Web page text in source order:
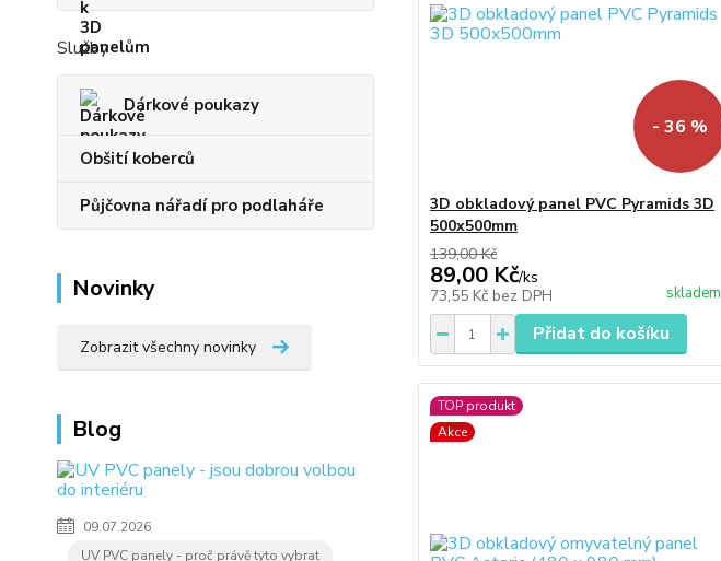
Služby
Dárkové poukazy
Obšití koberců
Půjčovna nářadí pro podlaháře
Novinky
Zobrazit všechny novinky
Blog
09.07.2026
UV PVC panely - proč právě tyto vybrat
- 36 %
3D obkladový panel PVC Pyramids 3D
500x500mm
139,00 Kč
89,00 Kč/ks
73,55 Kč bez DPH skladem
Přidat do košíku
TOP produkt
Akce